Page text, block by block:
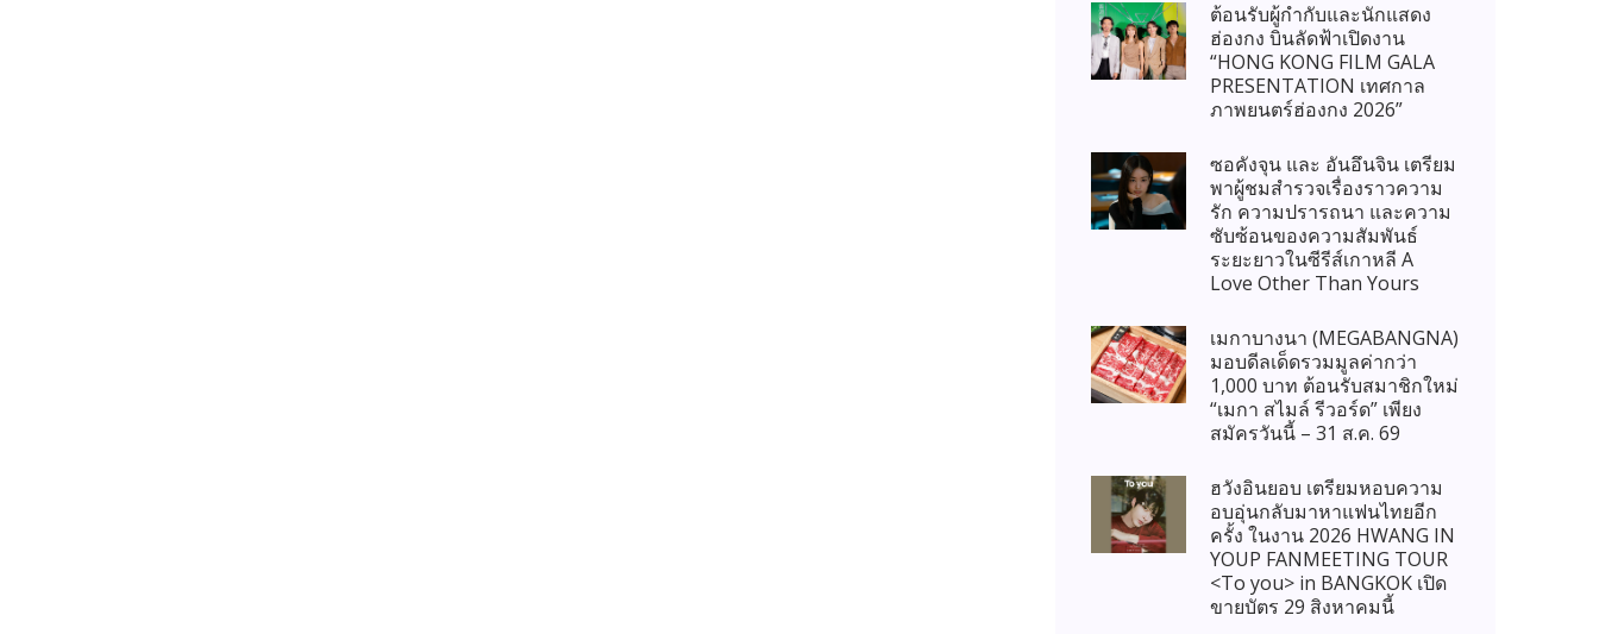
ต้อนรับผู้กำกับและนักแสดง
ฮ่องกง บินลัดฟ้าเปิดงาน
“HONG KONG FILM GALA
PRESENTATION เทศกาล
ภาพยนตร์ฮ่องกง 2026”
ซอคังจุน และ อันอึนจิน เตรียม
พาผู้ชมสำรวจเรื่องราวความ
รัก ความปรารถนา และความ
ซับซ้อนของความสัมพันธ์
ระยะยาวในซีรีส์เกาหลี A
Love Other Than Yours
เมกาบางนา (MEGABANGNA)
มอบดีลเด็ดรวมมูลค่ากว่า
1,000 บาท ต้อนรับสมาชิกใหม่
“เมกา สไมล์ รีวอร์ด” เพียง
สมัครวันนี้ – 31 ส.ค. 69
ฮวังอินยอบ เตรียมหอบความ
อบอุ่นกลับมาหาแฟนไทยอีก
ครั้ง ในงาน 2026 HWANG IN
YOUP FANMEETING TOUR
<To you> in BANGKOK เปิด
ขายบัตร 29 สิงหาคมนี้